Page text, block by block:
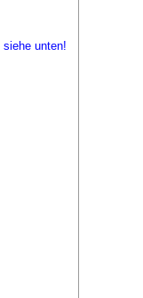
unten!